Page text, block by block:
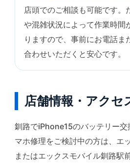
店頭でのご相談も可能です。
や混雑状況によって作業時間
りますので、事前にお電話ま
合わせいただくと安心です。
店舗情報・アクセ
釧路でiPhone15のバッテリー
マホ修理をご検討中の方は、エ
またはエックスモバイル釧路駅